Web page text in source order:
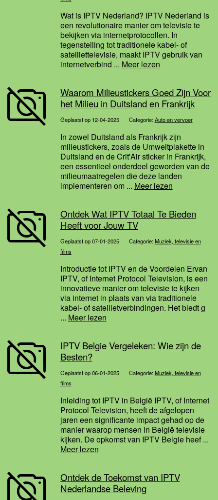
Wat is IPTV Nederland? IPTV Nederland is
een revolutionaire manier om televisie te
bekijken via internetprotocollen. In
tegenstelling tot traditionele kabel- of
satelliettelevisie, maakt IPTV gebruik van
internetverbind ... Meer lezen
Waarom Milieustickers Goed Zijn Voor
het Milieu in Duitsland en Frankrijk
Geplaatst op 12-04-2025 Categorie:Auto en vervoer
In zowel Duitsland als Frankrijk zijn
milieustickers, zoals de Umweltplakette in
Duitsland en de Crit'Air sticker in Frankrijk,
een essentieel onderdeel geworden van de
milieumaatregelen die deze landen
implementeren om ... Meer lezen
Ontdek Wat IPTV Totaal Te Bieden
Heeft voor Jouw TV
Geplaatst op 07-01-2025 Categorie:Muziek, televisie en
films
Introductie tot IPTV en de Voordelen Ervan
IPTV, of Internet Protocol Television, is een
innovatieve manier om televisie te kijken
via internet in plaats van via traditionele
kabel- of satellietverbindingen. Het biedt g
... Meer lezen
IPTV Belgie Vergeleken: Wie zijn de
Besten?
Geplaatst op 06-01-2025 Categorie:Muziek, televisie en
films
Inleiding tot IPTV in België IPTV, of Internet
Protocol Television, heeft de afgelopen
jaren een significante impact gehad op de
manier waarop mensen in België televisie
kijken. De opkomst van IPTV Belgie heef ...
Meer lezen
Ontdek de Toekomst van IPTV
Nederlandse Beleving